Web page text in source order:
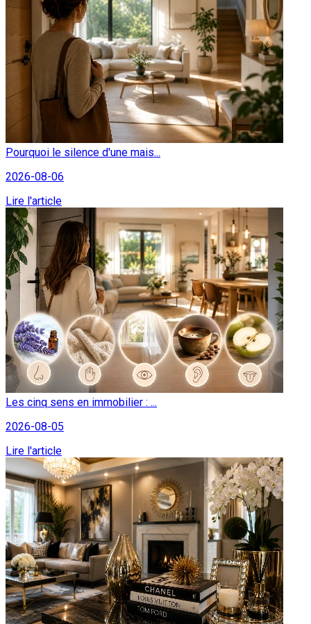
Pourquoi le silence d'une mais...
2026-08-06
Lire l'article
Les cinq sens en immobilier : ...
2026-08-05
Lire l'article